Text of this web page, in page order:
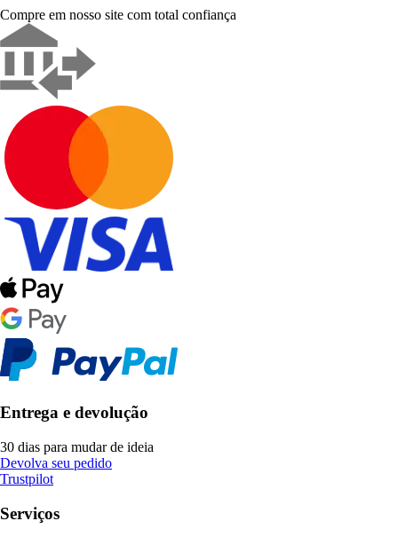
Compre em nosso site com total confiança
Entrega e devolução
30 dias para mudar de ideia
Devolva seu pedido
Trustpilot
Serviços